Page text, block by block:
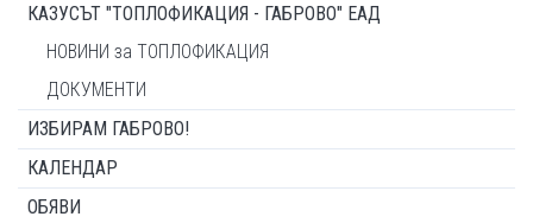
КАЗУСЪТ "ТОПЛОФИКАЦИЯ - ГАБРОВО" ЕАД
НОВИНИ за ТОПЛОФИКАЦИЯ
ДОКУМЕНТИ
ИЗБИРАМ ГАБРОВО!
КАЛЕНДАР
ОБЯВИ